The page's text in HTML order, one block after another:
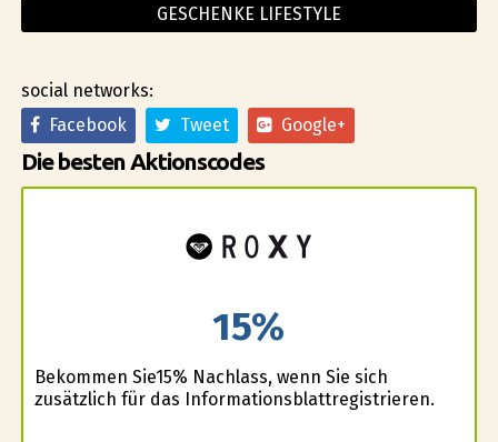
GESCHENKE LIFESTYLE
social networks:
Facebook
Tweet Google+
Die besten Aktionscodes
15%
Bekommen Sie15% Nachlass, wenn Sie sich
zusätzlich für das Informationsblattregistrieren.